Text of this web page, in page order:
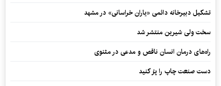
تشکیل دبیرخانه دائمی «یاران خراسانی» در مشهد
سخت ولی شیرین منتشر شد
راه‌های درمان انسان ناقص و مدعی در مثنوی
دست صنعت چاپ را پرُ کنید